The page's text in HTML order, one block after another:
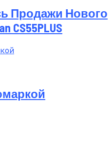
Продажи Нового
CS55PLUS